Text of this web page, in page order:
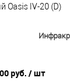
Oasis IV-20 (D)
руб. / шт